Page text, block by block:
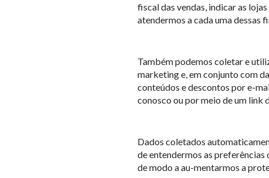
fiscal das vendas, indicar as
atendermos a cada uma dessas
Também podemos coletar e
marketing e, em conjunto com
conteúdos e descontos por e-
conosco ou por meio de um link
Dados coletados
de entendermos as preferências
de modo a au-mentarmos a